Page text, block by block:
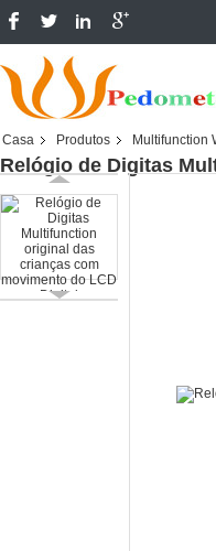
Casa Produtos Multifunction
Relógio de Digitas